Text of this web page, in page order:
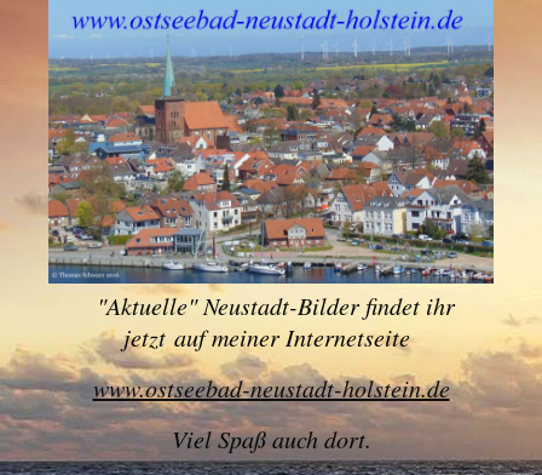
"Aktuelle" Neustadt-Bilder findet ihr
jetzt auf meiner Internetseite
www.ostseebad-neustadt-holstein.de
Viel Spaß auch dort.